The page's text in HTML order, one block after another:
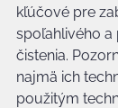
kľúčové pre
spoľahlivého a
čistenia.
najmä ich
použitým